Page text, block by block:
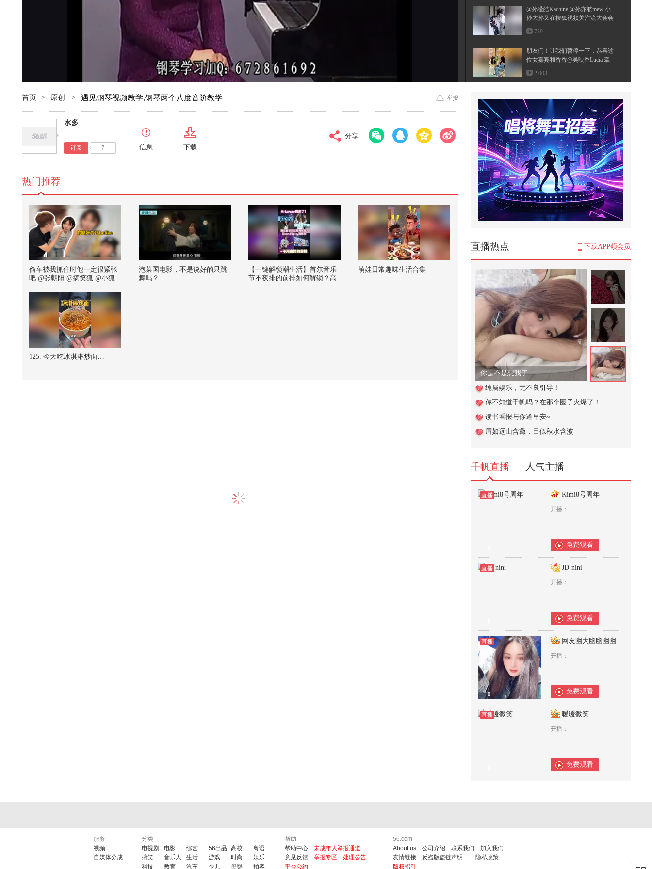
高清
对比度
@孙滢皓Kachine @孙亦航mew 小
孙大孙又在搜狐视频关注流大会会
面啦...
739
朋友们！让我们暂停一下，恭喜这
位女嘉宾和香香@吴映香Lucia 牵
手...
2,003
呢
1,523
花一年时间，准备一份礼物
1,907
【民族器乐】“江湖旧忆几分 听者
唏嘘感人 成败功名 八荒往事 到
头...
1,070
谁懂青春期的男生有多能吃@搞笑
第1集：程玉棠在相亲时被对方以
金价太贵为由拒绝购买三金，这让
她...
11,780
当你是校园文主角【不吃压力】@
张朝阳 @小狐 @80后小芳 @搞笑
1,074
【韩国小电影】姐喝醉了，弟就有
34,955
104. 你敢信，在重庆豆腐脑竟然吃
1,285
重庆彭水山体崩塌新闻发布会直播
回放
首页 > 原创 > 遇见钢琴视频教学,钢琴两个八度音阶教学 举报
水多
订阅 7 信息 下载
分享:
直播热点 下载APP领会员
你是不是想我了
纯属娱乐，无不良引导！
你不知道千帆吗？在那个圈子火爆了！
读书看报与你道早安~
眉如远山含黛，目似秋水含波
千帆直播 人气主播
直播 Kimi8号周年
开播：
免费观看
直播 JD-nini
开播：
免费观看
直播
0
网友幽大幽幽幽幽
开播：
免费观看
直播 暖暖微笑
开播：
免费观看
热门推荐
偷车被我抓住时他一定很紧张
吧 @张朝阳 @搞笑狐 @小狐
泡菜国电影，不是说好的只跳
舞吗？
【一键解锁潮生活】首尔音乐
节不夜排的前排如何解锁？高
萌娃日常趣味生活合集
125. 今天吃冰淇淋炒面…
服务
视频
自媒体分成
分类
电视剧
电影 综艺 56出品 高校
粤语
搞笑
音乐人 生活 游戏 时尚
娱乐
科技
教育 汽车 少儿 母婴 拍客
帮助
帮助中心
未成年人举报通道
意见反馈
举报专区
处理公告
平台公约
56.com
About us
公司介绍 联系我们
加入我们
友情链接
反盗版盗链声明
隐私政策
版权指引